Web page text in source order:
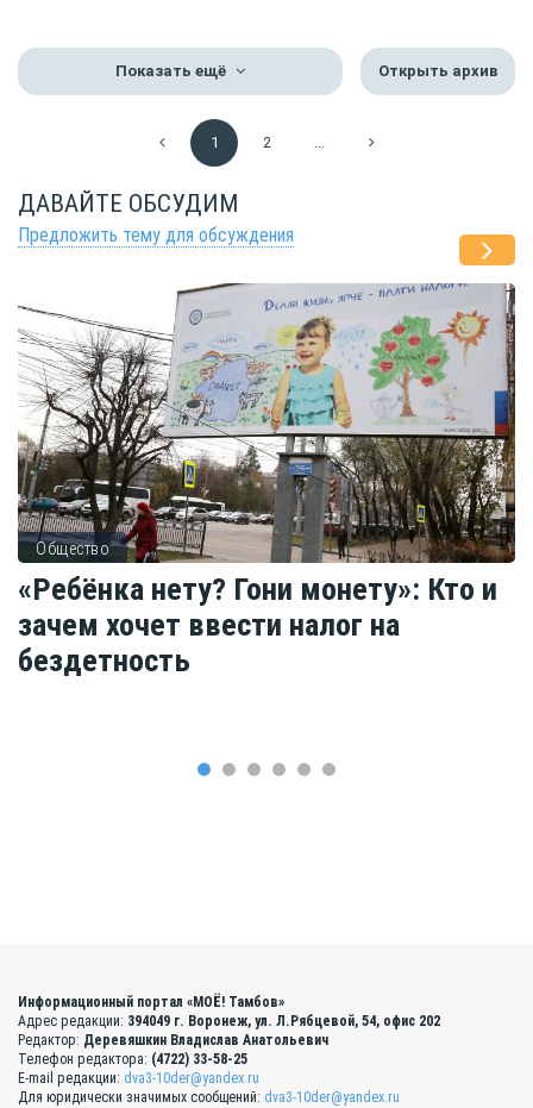
Показать ещё Открыть архив
1 2
ДАВАЙТЕ ОБСУДИМ
Предложить тему для обсуждения
Общество
«Ребёнка нету? Гони монету»: Кто и
зачем хочет ввести налог на
бездетность
Информационный портал «МОЁ! Тамбов»
Адрес редакции: 394049 г. Воронеж, ул. Л.Рябцевой, 54, офис 202
Редактор: Деревяшкин Владислав Анатольевич
Телефон редактора: (4722) 33-58-25
E-mail редакции: dva3-10der@yandex.ru
Для юридически значимых сообщений: dva3-10der@yandex.ru